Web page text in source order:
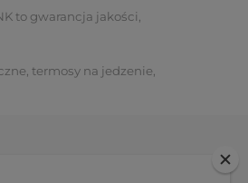
to gwarancja jakości,
termosy na jedzenie,